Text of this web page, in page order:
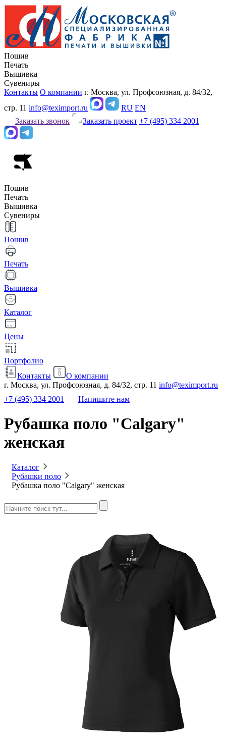
Пошив
Печать
Вышивка
Сувениры
Контакты О компании г. Москва, ул. Профсоюзная, д. 84/32,
стр. 11 info@teximport.ru RU EN
Заказать звонок
Заказать проект +7 (495) 334 2001
Пошив
Печать
Вышивка
Сувениры
Пошив
Печать
Вышивка
Каталог
Цены
Портфолио
Контакты
О компании
г. Москва, ул. Профсоюзная, д. 84/32, стр. 11 info@teximport.ru
+7 (495) 334 2001
Напишите нам
Рубашка поло "Calgary"
женская
Каталог
Рубашки поло
Рубашка поло "Calgary" женская